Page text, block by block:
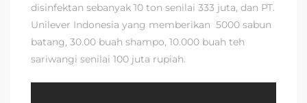
disinfektan sebanyak 10 ton senilai 333 juta, dan PT.
Unilever Indonesia yang memberikan 5000 sabun
batang, 30.00 buah shampo, 10.000 buah teh
sariwangi senilai 100 juta rupiah.